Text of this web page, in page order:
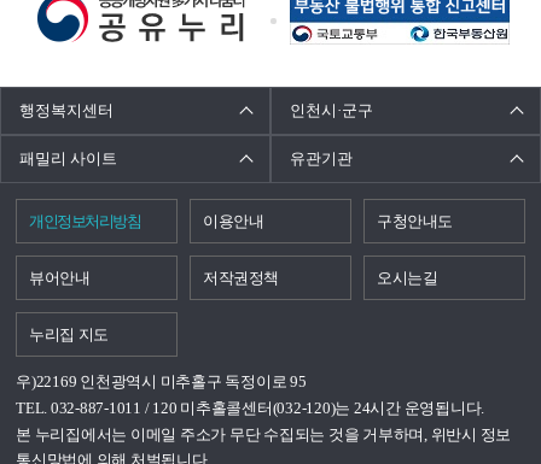
행정복지센터 인천시·군구
패밀리 사이트 유관기관
개인정보처리방침 이용안내 구청안내도
뷰어안내 저작권정책 오시는길
누리집 지도
우)22169 인천광역시 미추홀구 독정이로 95
TEL. 032-887-1011 / 120 미추홀콜센터(032-120)는 24시간 운영됩니다.
본 누리집에서는 이메일 주소가 무단 수집되는 것을 거부하며, 위반시 정보
통신망법에 의해 처벌됩니다.